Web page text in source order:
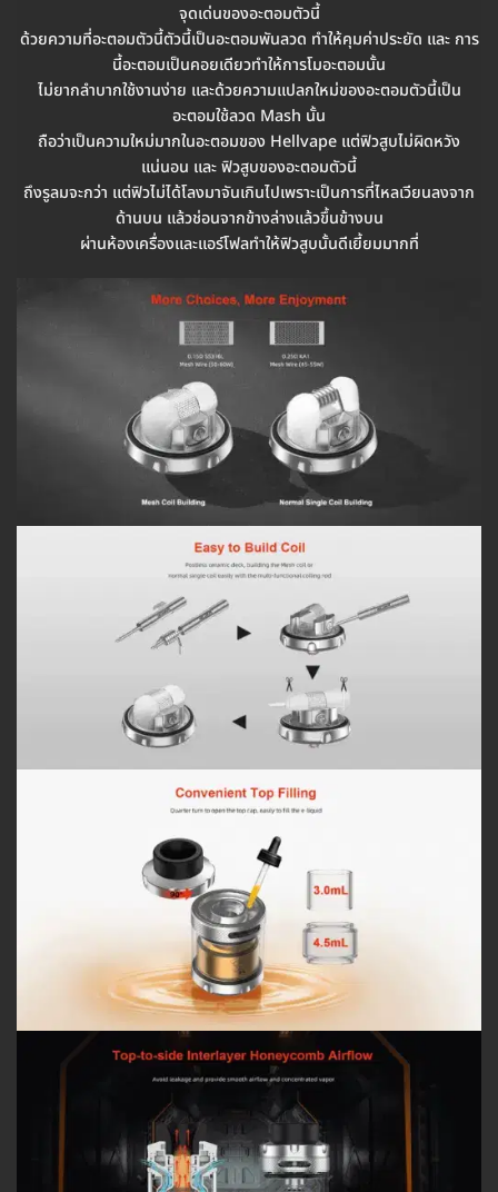
จุดเด่นของอะตอมตัวนี้
ด้วยความที่อะตอมตัวนี้ตัวนี้เป็นอะตอมพันลวด ทำให้คุมค่าประยัด และ การ
นี้อะตอมเป็นคอยเดียวทำให้การโมอะตอมนั้น
ไม่ยากลำบากใช้งานง่าย และด้วยความแปลกใหม่ของอะตอมตัวนี้เป็น
อะตอมใช้ลวด Mash นั้น
ถือว่าเป็นความใหม่มากในอะตอมของ Hellvape แต่ฟิวสูบไม่ผิดหวัง
แน่นอน และ ฟิวสูบของอะตอมตัวนี้
ถึงรูลมจะกว่า แต่ฟิวไม่ได้โลงมาจันเกินไปเพราะเป็นการที่ไหลเวียนลงจาก
ด้านบน แล้วช่อนจากข้างล่างแล้วขึ้นข้างบน
ผ่านห้องเครื่องและแอร์โฟลทำให้ฟิวสูบนั้นดีเยี้ยมมากที่